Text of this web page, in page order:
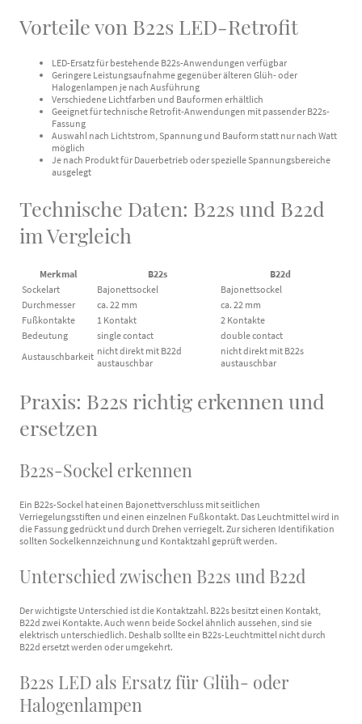
Vorteile von B22s LED-Retrofit
LED-Ersatz für bestehende B22s-Anwendungen verfügbar
Geringere Leistungsaufnahme gegenüber älteren Glüh- oder
Halogenlampen je nach Ausführung
Verschiedene Lichtfarben und Bauformen erhältlich
Geeignet für technische Retrofit-Anwendungen mit passender B22s-
Fassung
Auswahl nach Lichtstrom, Spannung und Bauform statt nur nach Watt
möglich
Je nach Produkt für Dauerbetrieb oder spezielle Spannungsbereiche
ausgelegt
Technische Daten: B22s und B22d
im Vergleich
Merkmal B22s
B22d
Sockelart
Bajonettsockel
Bajonettsockel
Durchmesser
ca. 22 mm
ca. 22 mm
Fußkontakte
1 Kontakt
2 Kontakte
Bedeutung
single contact
double contact
Austauschbarkeit nicht direkt mit B22d
austauschbar
nicht direkt mit B22s
austauschbar
Praxis: B22s richtig erkennen und
ersetzen
B22s-Sockel erkennen
Ein B22s-Sockel hat einen Bajonettverschluss mit seitlichen
Verriegelungsstiften und einen einzelnen Fußkontakt. Das Leuchtmittel wird in
die Fassung gedrückt und durch Drehen verriegelt. Zur sicheren Identifikation
sollten Sockelkennzeichnung und Kontaktzahl geprüft werden.
Unterschied zwischen B22s und B22d
Der wichtigste Unterschied ist die Kontaktzahl. B22s besitzt einen Kontakt,
B22d zwei Kontakte. Auch wenn beide Sockel ähnlich aussehen, sind sie
elektrisch unterschiedlich. Deshalb sollte ein B22s-Leuchtmittel nicht durch
B22d ersetzt werden oder umgekehrt.
B22s LED als Ersatz für Glüh- oder
Halogenlampen